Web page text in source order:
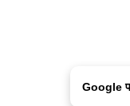
Google